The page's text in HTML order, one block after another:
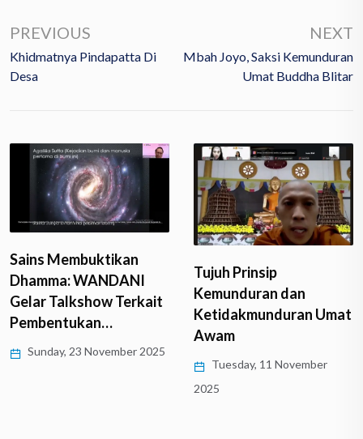
PREVIOUS
Khidmatnya Pindapatta Di
Desa
NEXT
Mbah Joyo, Saksi Kemunduran
Umat Buddha Blitar
Tujuh Prinsip
Kemunduran dan
Ketidakmunduran Umat
BISAKAH SEJARAH
SALAH?